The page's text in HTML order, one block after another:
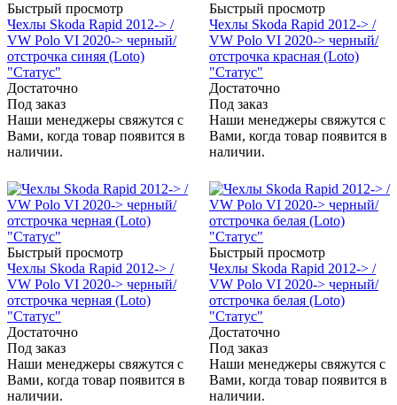
Быстрый просмотр
Чехлы Skoda Rapid 2012-> /
VW Polo VI 2020-> черный/
отстрочка синяя (Loto)
"Статус"
Достаточно
Под заказ
Наши менеджеры свяжутся с
Вами, когда товар появится в
наличии.
Быстрый просмотр
Чехлы Skoda Rapid 2012-> /
VW Polo VI 2020-> черный/
отстрочка красная (Loto)
"Статус"
Достаточно
Под заказ
Наши менеджеры свяжутся с
Вами, когда товар появится в
наличии.
Быстрый просмотр
Чехлы Skoda Rapid 2012-> /
VW Polo VI 2020-> черный/
отстрочка черная (Loto)
"Статус"
Достаточно
Под заказ
Наши менеджеры свяжутся с
Вами, когда товар появится в
наличии.
Быстрый просмотр
Чехлы Skoda Rapid 2012-> /
VW Polo VI 2020-> черный/
отстрочка белая (Loto)
"Статус"
Достаточно
Под заказ
Наши менеджеры свяжутся с
Вами, когда товар появится в
наличии.